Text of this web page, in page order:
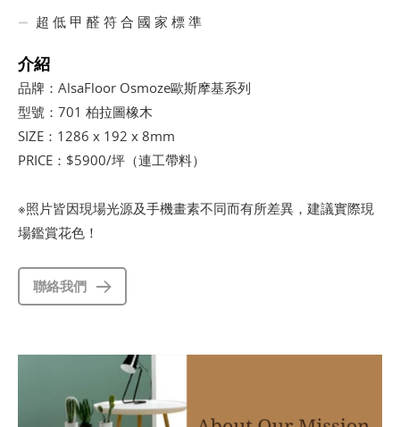
超 低 甲 醛 符 合 國 家 標 準
介紹
品牌：AlsaFloor Osmoze歐斯摩基系列
型號：701 柏拉圖橡木
SIZE：1286 x 192 x 8mm
PRICE：$5900/坪（連工帶料）
※照片皆因現場光源及手機畫素不同而有所差異，建議實際現
場鑑賞花色！
聯絡我們